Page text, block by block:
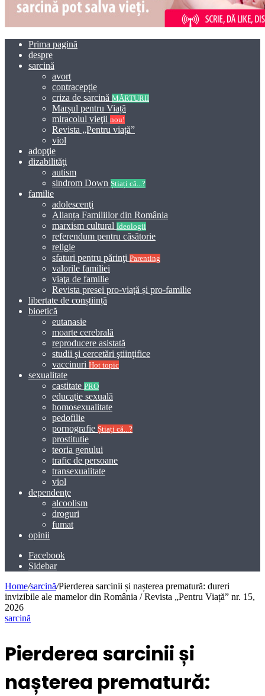
Prima pagină
despre
sarcină
avort
contracepție
criza de sarcină MĂRTURII
Marșul pentru Viață
miracolul vieţii nou!
Revista „Pentru viață”
viol
adopţie
dizabilităţi
autism
sindrom Down Știați că...?
familie
adolescenţi
Alianța Familiilor din România
marxism cultural Ideologii
referendum pentru căsătorie
religie
sfaturi pentru părinţi Parenting
valorile familiei
viaţa de familie
Revista presei pro-viață și pro-familie
libertate de conștiință
bioetică
eutanasie
moarte cerebrală
reproducere asistată
studii şi cercetări ştiinţifice
vaccinuri Hot topic
sexualitate
castitate PRO
educaţie sexuală
homosexualitate
pedofilie
pornografie Știați că...?
prostitutie
teoria genului
trafic de persoane
transexualitate
viol
dependenţe
alcoolism
droguri
fumat
opinii
Facebook
Sidebar
Home/sarcină/Pierderea sarcinii și nașterea prematură: dureri
invizibile ale mamelor din România / Revista „Pentru Viață” nr. 15,
2026
sarcină
Pierderea sarcinii și
nașterea prematură: